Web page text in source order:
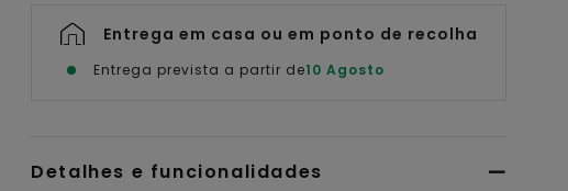
Entrega em casa ou em ponto de recolha
Entrega prevista a partir de10 Agosto
Detalhes e funcionalidades